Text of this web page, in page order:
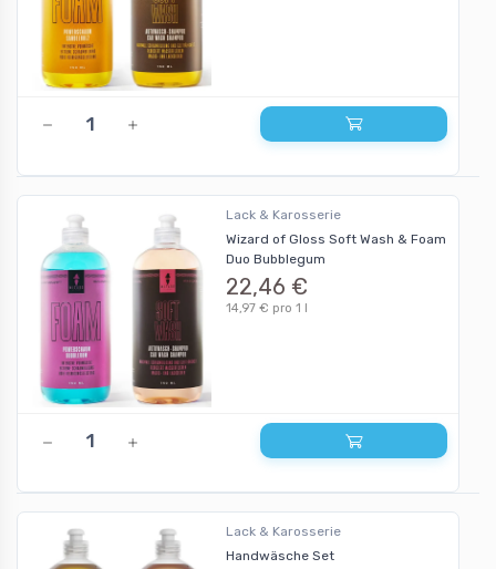
Lack & Karosserie
Wizard of Gloss Soft Wash & Foam
Duo Bubblegum
22,46 €
14,97 € pro 1 l
Lack & Karosserie
Handwäsche Set